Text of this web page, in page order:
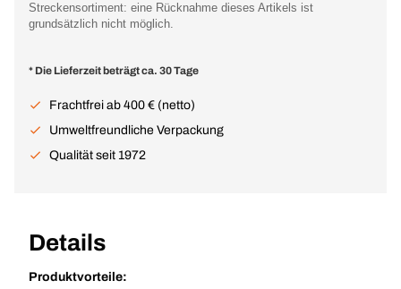
Streckensortiment: eine Rücknahme dieses Artikels ist
grundsätzlich nicht möglich.
* Die Lieferzeit beträgt ca. 30 Tage
Frachtfrei ab 400 € (netto)
Umweltfreundliche Verpackung
Qualität seit 1972
Details
Produktvorteile: